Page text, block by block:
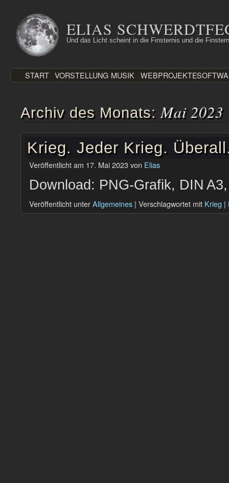
Inhalt
springen
ELIAS
Und das Licht scheint in die Finsternis und die
START VORSTELLUNG MUSIK WEBPROJEKTE
Archiv des Monats: Mai 2023
Krieg. Jeder Krieg.
Veröffentlicht am 17. Mai 2023von Elias
Download: PNG-Grafik, DIN
Veröffentlicht unterAllgemeines | Verschlagwortet mit Krieg |